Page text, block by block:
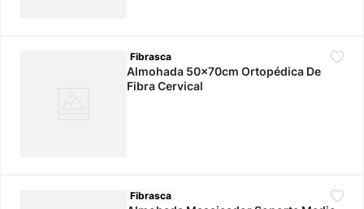
Fibrasca
Almohada 50x70cm Ortopédica De
Fibra Cervical
Fibrasca